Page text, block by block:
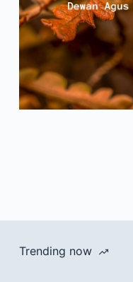
Trending now